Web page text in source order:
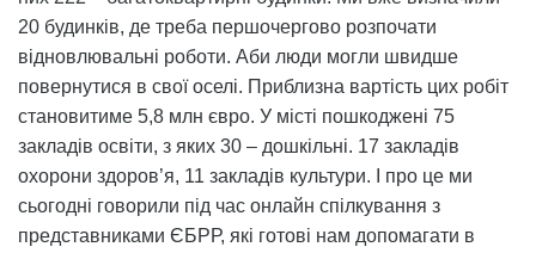
20 будинків, де треба першочергово розпочати
відновлювальні роботи. Аби люди могли швидше
повернутися в свої оселі. Приблизна вартість цих робіт
становитиме 5,8 млн євро. У місті пошкоджені 75
закладів освіти, з яких 30 – дошкільні. 17 закладів
охорони здоров’я, 11 закладів культури. І про це ми
сьогодні говорили під час онлайн спілкування з
представниками ЄБРР, які готові нам допомагати в